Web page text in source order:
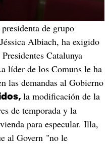
de grupo
Albiach, ha exigido
Catalunya
líder de los Comuns le ha
las demandas al Gobierno
la modificación de la
de temporada y la
para especular. Illa,
al Govern "no le